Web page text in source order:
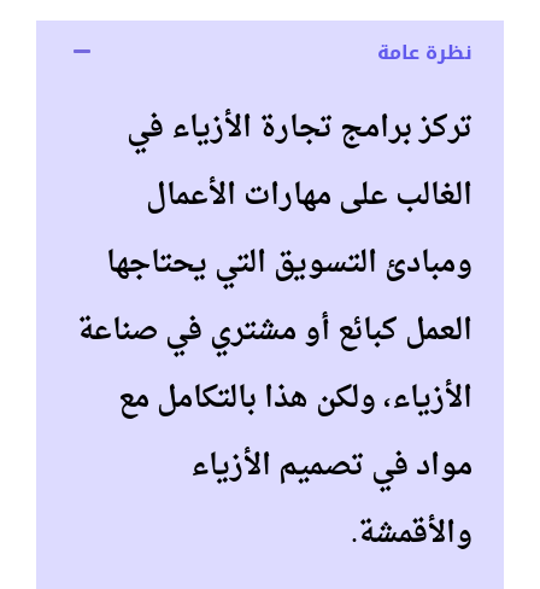
نظرة عامة
تركز برامج تجارة الأزياء في
الغالب على مهارات الأعمال
ومبادئ التسويق التي يحتاجها
العمل كبائع أو مشتري في صناعة
الأزياء، ولكن هذا بالتكامل مع
مواد في تصميم الأزياء
والأقمشة.